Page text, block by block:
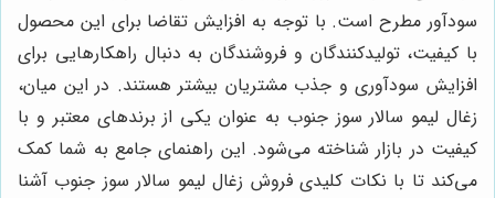
سودآور مطرح است. با توجه به افزایش تقاضا برای این محصول
با کیفیت، تولیدکنندگان و فروشندگان به دنبال راهکارهایی برای
افزایش سودآوری و جذب مشتریان بیشتر هستند. در این میان،
زغال لیمو سالار سوز جنوب به عنوان یکی از برندهای معتبر و با
کیفیت در بازار شناخته می‌شود. این راهنمای جامع به شما کمک
می‌کند تا با نکات کلیدی فروش زغال لیمو سالار سوز جنوب آشنا